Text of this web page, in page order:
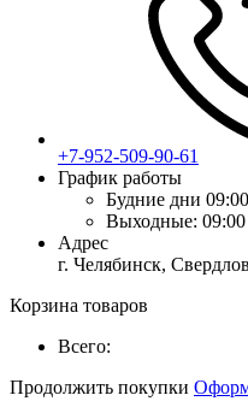
+7-952-509-90-61
График работы
Будние дни
Выходные:
Адрес
г. Челябинск,
Корзина товаров
Всего:
Продолжить покупки